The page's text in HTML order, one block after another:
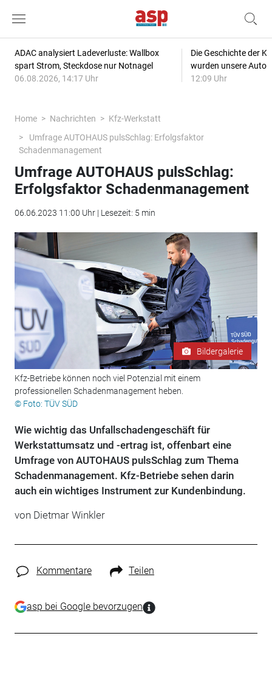
ADAC analysiert Ladeverluste: Wallbox
spart Strom, Steckdose nur Notnagel
06.08.2026, 14:17 Uhr
Die Geschichte der
wurden unsere
12:09 Uhr
Home Nachrichten
Kfz-Werkstatt
Umfrage AUTOHAUS pulsSchlag: Erfolgsfaktor
Schadenmanagement
Umfrage AUTOHAUS pulsSchlag:
Erfolgsfaktor Schadenmanagement
06.06.2023 11:00 Uhr | Lesezeit: 5 min
Bildergalerie
Kfz-Betriebe können noch viel Potenzial mit einem
professionellen Schadenmanagement heben.
© Foto: TÜV SÜD
Wie wichtig das Unfallschadengeschäft für
Werkstattumsatz und -ertrag ist, offenbart eine
Umfrage von AUTOHAUS pulsSchlag zum Thema
Schadenmanagement. Kfz-Betriebe sehen darin
auch ein wichtiges Instrument zur Kundenbindung.
von Dietmar Winkler
Kommentare Teilen
asp bei Google bevorzugen